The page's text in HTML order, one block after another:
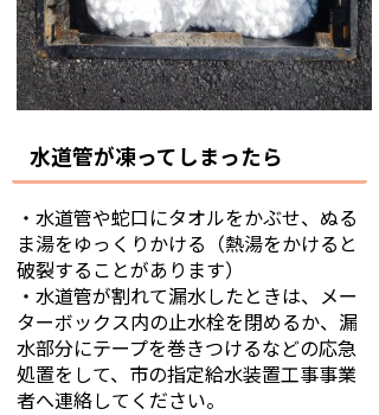
水道管が凍ってしまったら
・水道管や蛇口にタオルをかぶせ、ぬる
ま湯をゆっくりかける（熱湯をかけると
破裂することがあります）
・水道管が割れて漏水したときは、メー
ターボックス内の止水栓を閉めるか、漏
水部分にテープを巻きつけるなどの応急
処置をして、市の指定給水装置工事事業
者へ連絡してください。